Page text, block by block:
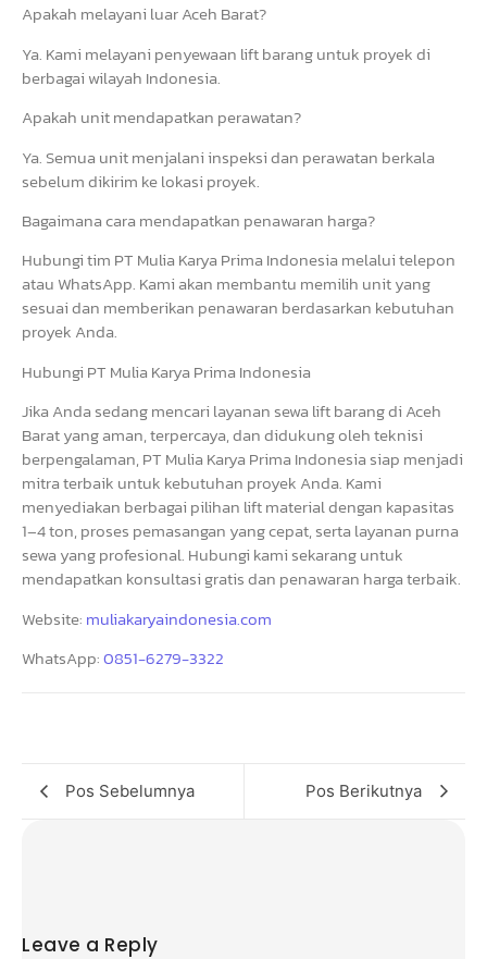
Apakah melayani luar Aceh Barat?
Ya. Kami melayani penyewaan lift barang untuk proyek di
berbagai wilayah Indonesia.
Apakah unit mendapatkan perawatan?
Ya. Semua unit menjalani inspeksi dan perawatan berkala
sebelum dikirim ke lokasi proyek.
Bagaimana cara mendapatkan penawaran harga?
Hubungi tim PT Mulia Karya Prima Indonesia melalui telepon
atau WhatsApp. Kami akan membantu memilih unit yang
sesuai dan memberikan penawaran berdasarkan kebutuhan
proyek Anda.
Hubungi PT Mulia Karya Prima Indonesia
Jika Anda sedang mencari layanan sewa lift barang di Aceh
Barat yang aman, terpercaya, dan didukung oleh teknisi
berpengalaman, PT Mulia Karya Prima Indonesia siap menjadi
mitra terbaik untuk kebutuhan proyek Anda. Kami
menyediakan berbagai pilihan lift material dengan kapasitas
1–4 ton, proses pemasangan yang cepat, serta layanan purna
sewa yang profesional. Hubungi kami sekarang untuk
mendapatkan konsultasi gratis dan penawaran harga terbaik.
Website: muliakaryaindonesia.com
WhatsApp:0851-6279-3322
Pos Sebelumnya Pos Berikutnya
Leave a Reply